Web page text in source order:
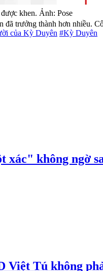
khen. Ảnh: Pose
trưởng thành hơn nhiều.
của Kỳ Duyên #Kỳ Duyên
không ngờ
Việt Tú không